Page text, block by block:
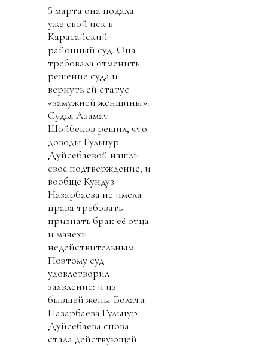
5 марта она подала
уже свой иск в
Карасайский
районный суд. Она
требовала отменить
решение суда и
вернуть ей статус
«замужней женщины».
Судья Азамат
Шойбеков решил, что
доводы Гульнур
Дуйсебаевой нашли
своё подтверждение, и
вообще Кундуз
Назарбаева не имела
права требовать
признать брак её отца
и мачехи
недействительным.
Поэтому суд
удовлетворил
заявление: и из
бывшей жены Болата
Назарбаева Гульнур
Дуйсебаева снова
стала действующей.